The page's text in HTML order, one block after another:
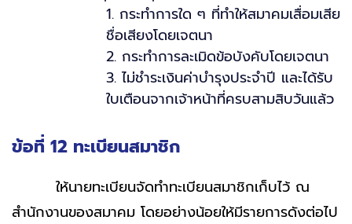
1. กระทำการใด ๆ ที่ทำให้สมาคมเสื่อมเสีย
ชื่อเสียงโดยเจตนา
2. กระทำการละเมิดข้อบังคับโดยเจตนา
3. ไม่ชำระเงินค่าบำรุงประจำปี และได้รับ
ใบเตือนจากเจ้าหน้าที่ครบสามสิบวันแล้ว
ข้อที่ 12 ทะเบียนสมาชิก
ให้นายทะเบียนจัดทำทะเบียนสมาชิกเก็บไว้ ณ
สำนักงานของสมาคม โดยอย่างน้อยให้มีรายการดังต่อไป